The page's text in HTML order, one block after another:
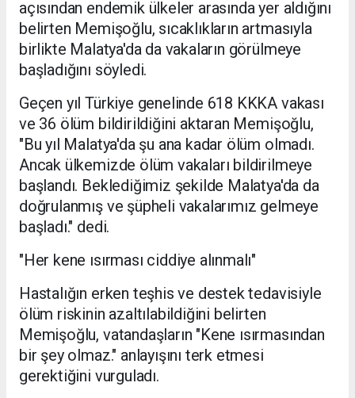
açısından endemik ülkeler arasında yer aldığını
belirten Memişoğlu, sıcaklıkların artmasıyla
birlikte Malatya'da da vakaların görülmeye
başladığını söyledi.
Geçen yıl Türkiye genelinde 618 KKKA vakası
ve 36 ölüm bildirildiğini aktaran Memişoğlu,
"Bu yıl Malatya'da şu ana kadar ölüm olmadı.
Ancak ülkemizde ölüm vakaları bildirilmeye
başlandı. Beklediğimiz şekilde Malatya'da da
doğrulanmış ve şüpheli vakalarımız gelmeye
başladı." dedi.
"Her kene ısırması ciddiye alınmalı"
Hastalığın erken teşhis ve destek tedavisiyle
ölüm riskinin azaltılabildiğini belirten
Memişoğlu, vatandaşların "Kene ısırmasından
bir şey olmaz." anlayışını terk etmesi
gerektiğini vurguladı.